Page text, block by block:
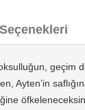
geçim
Ayten’in